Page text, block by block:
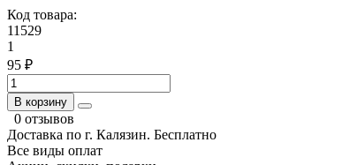
Код товара:
11529
1
95 ₽
В корзину
0 отзывов
Доставка по г. Калязин. Бесплатно
Все виды оплат